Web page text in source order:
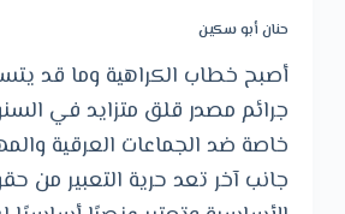
حنان أبو سكين
أصبح خطاب الكراهية وما قد
جرائم مصدر قلق متزايد في
خاصة ضد الجماعات العرقية
جانب آخر تعد حرية التعبير من